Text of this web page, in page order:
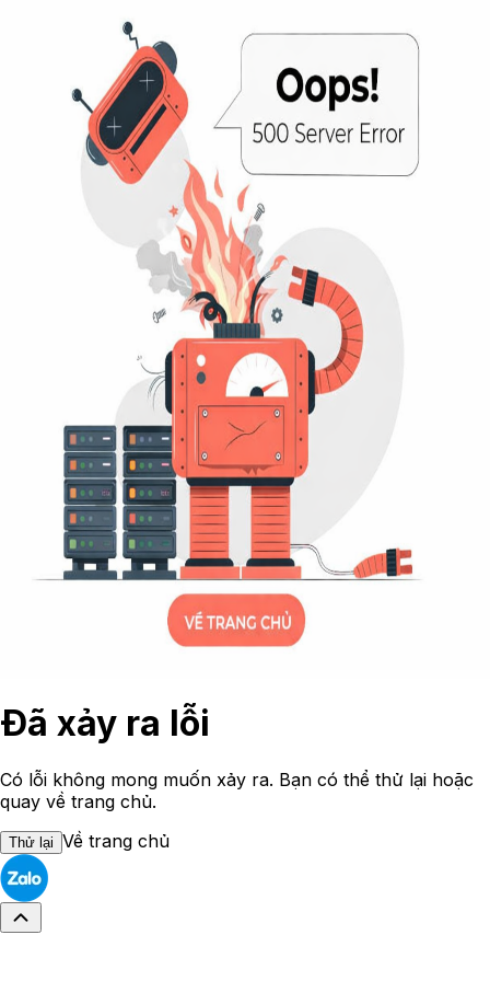
Đã xảy ra lỗi
Có lỗi không mong muốn xảy ra. Bạn có thể thử lại hoặc
quay về trang chủ.
Thử lại Về trang chủ